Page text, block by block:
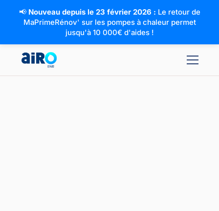
📢 Nouveau depuis le 23 février 2026 : Le retour de
MaPrimeRénov' sur les pompes à chaleur permet
jusqu'à 10 000€ d'aides !